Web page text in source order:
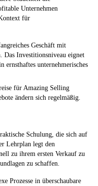
Unternehmen
für
Geschäft mit
Das Investitionsniveau eignet
ernsthaftes unternehmerisches
für Amazing Selling
ändern sich regelmäßig.
Schulung, die sich auf
Lehrplan legt den
zu ihrem ersten Verkauf zu
zu schaffen.
Prozesse in überschaubare